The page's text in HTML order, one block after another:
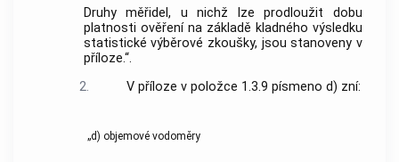
Druhy měřidel, u nichž lze prodloužit dobu
platnosti ověření na základě kladného výsledku
statistické výběrové zkoušky, jsou stanoveny v
příloze.“.
2.
V příloze v položce 1.3.9 písmeno d) zní:
„d) objemové vodoměry